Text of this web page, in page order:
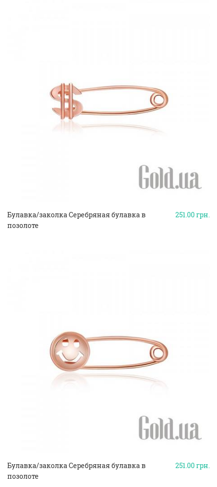
251.00грн.
Булавка/заколка Серебряная булавка в
позолоте
251.00грн.
Булавка/заколка Серебряная булавка в
позолоте